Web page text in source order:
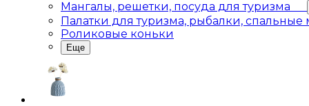
Мангалы, решетки, посуда для туризма
Палатки для туризма, рыбалки,
Роликовые коньки
Еще